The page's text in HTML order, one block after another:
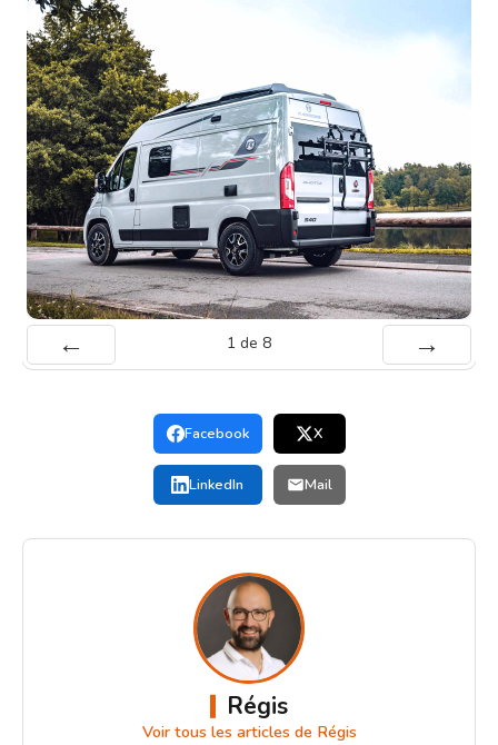
1 de 8
Facebook X
LinkedIn Mail
Régis
Voir tous les articles de Régis